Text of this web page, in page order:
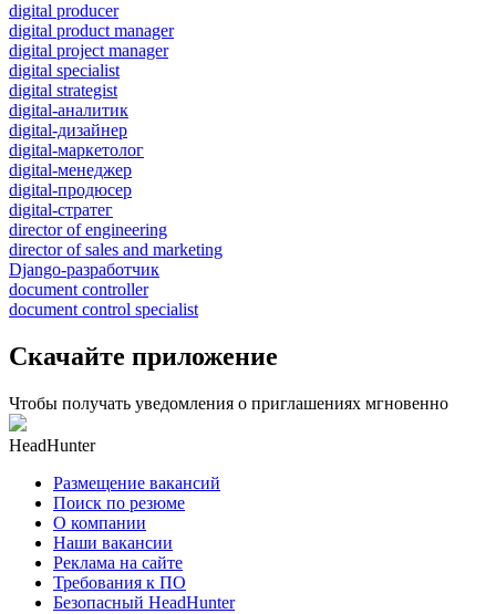
digital producer
digital product manager
digital project manager
digital specialist
digital strategist
digital-аналитик
digital-дизайнер
digital-маркетолог
digital-менеджер
digital-продюсер
digital-стратег
director of engineering
director of sales and marketing
Django-разработчик
document controller
document control specialist
Скачайте приложение
Чтобы получать уведомления о приглашениях мгновенно
HeadHunter
Размещение вакансий
Поиск по резюме
О компании
Наши вакансии
Реклама на сайте
Требования к ПО
Безопасный HeadHunter